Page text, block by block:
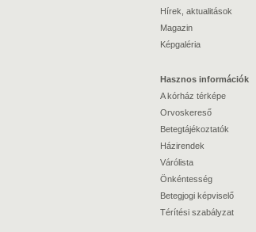
Hírek, aktualitások
Magazin
Képgaléria
Hasznos információk
A kórház térképe
Orvoskereső
Betegtájékoztatók
Házirendek
Várólista
Önkéntesség
Betegjogi képviselő
Térítési szabályzat